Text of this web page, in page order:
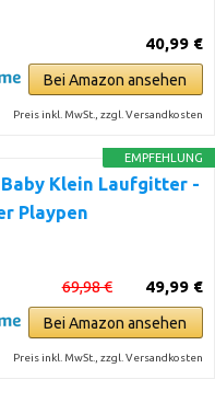
40,99 €
Bei Amazon ansehen
Preis inkl. MwSt., zzgl. Versandkosten
EMPFEHLUNG
Klein Laufgitter -
Playpen
49,99 €
69,98 €
Bei Amazon ansehen
Preis inkl. MwSt., zzgl. Versandkosten